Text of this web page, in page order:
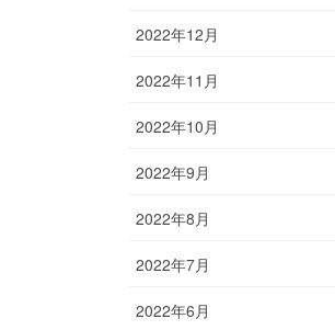
2022年12月
2022年11月
2022年10月
2022年9月
2022年8月
2022年7月
2022年6月